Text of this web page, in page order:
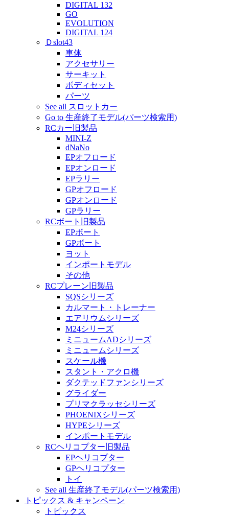
DIGITAL 132
GO
EVOLUTION
DIGITAL 124
Ｄslot43
車体
アクセサリー
サーキット
ボディセット
パーツ
See all スロットカー
Go to 生産終了モデル(パーツ検索用)
RCカー旧製品
MINI-Z
dNaNo
EPオフロード
EPオンロード
EPラリー
GPオフロード
GPオンロード
GPラリー
RCボート旧製品
EPボート
GPボート
ヨット
インポートモデル
その他
RCプレーン旧製品
SQSシリーズ
カルマート・トレーナー
エアリウムシリーズ
M24シリーズ
ミニュームADシリーズ
ミニュームシリーズ
スケール機
スタント・アクロ機
ダクテッドファンシリーズ
グライダー
プリマクラッセシリーズ
PHOENIXシリーズ
HYPEシリーズ
インポートモデル
RCヘリコプター旧製品
EPヘリコプター
GPヘリコプター
トイ
See all 生産終了モデル(パーツ検索用)
トピックス & キャンペーン
トピックス